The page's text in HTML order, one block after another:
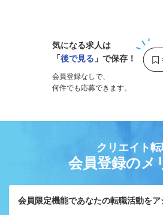
気になる求人は
「後で見る 」で保存！
会員登録なしで、
何件でも応募できます。
クリエイト
会員登録のメ
会員限定機能であなたの転職活動をア